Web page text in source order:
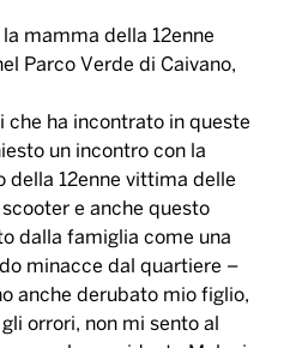
mamma della 12enne
Parco Verde di Caivano,
che ha incontrato in queste
un incontro con la
della 12enne vittima delle
e anche questo
dalla famiglia come una
minacce dal quartiere –
anche derubato mio figlio,
orrori, non mi sento al